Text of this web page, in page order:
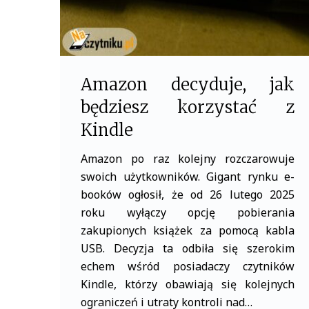
Amazon decyduje, jak
będziesz korzystać z
Kindle
Amazon po raz kolejny rozczarowuje
swoich użytkowników. Gigant rynku e-
booków ogłosił, że od 26 lutego 2025
roku wyłączy opcję pobierania
zakupionych książek za pomocą kabla
USB. Decyzja ta odbiła się szerokim
echem wśród posiadaczy czytników
Kindle, którzy obawiają się kolejnych
ograniczeń i utraty kontroli nad…